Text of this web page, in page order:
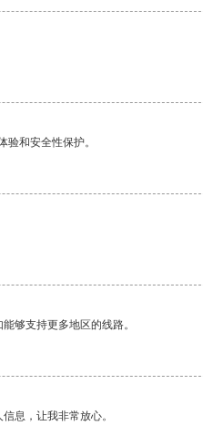
和安全性保护。
够支持更多地区的线路。
息，让我非常放心。